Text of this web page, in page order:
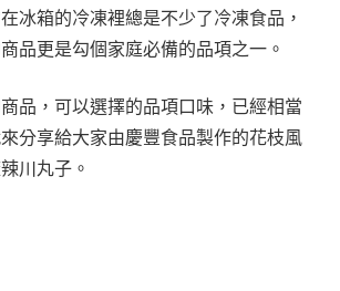
冰箱的冷凍裡總是不少了冷凍食品，
品更是勾個家庭必備的品項之一。
品，可以選擇的品項口味，已經相當
分享給大家由慶豐食品製作的花枝風
川丸子。